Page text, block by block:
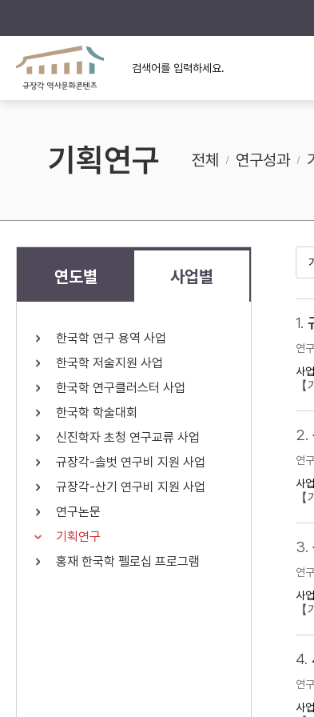
규장각의 어제와 오늘
규장각 소개영상
사료와 문학으로 본
고대
조선 후기
근대
검색 연산자 사용안내
연산자
AND
OR 정조 OR 정약용 “정
“정
료를
기획연구 전체 연구성과
연도별 사업별
한국학 연구 용역 사업
한국학 저술지원 사업
한국학 연구클러스터 사업
한국학 학술대회
신진학자 초청 연구교류 사업
규장각-솔벗 연구비 지원 사업
규장각-산기 연구비 지원 사업
연구논문
기획연구
홍재 한국학 펠로십 프로그램
1.
연
사
2.
연
사
3.
연
사
4.
연
사